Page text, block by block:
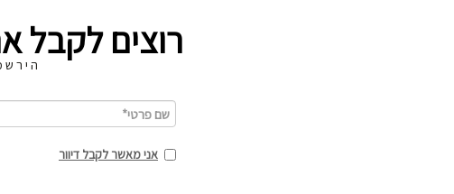
רוצים לקבל
אני מאשר לקבל דיוור